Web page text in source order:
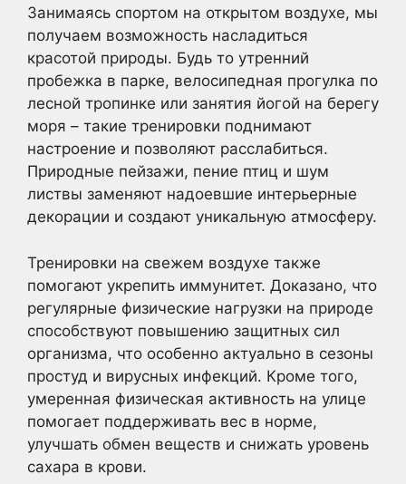
Занимаясь спортом на открытом воздухе, мы
получаем возможность насладиться
красотой природы. Будь то утренний
пробежка в парке, велосипедная прогулка по
лесной тропинке или занятия йогой на берегу
моря – такие тренировки поднимают
настроение и позволяют расслабиться.
Природные пейзажи, пение птиц и шум
листвы заменяют надоевшие интерьерные
декорации и создают уникальную атмосферу.
Тренировки на свежем воздухе также
помогают укрепить иммунитет. Доказано, что
регулярные физические нагрузки на природе
способствуют повышению защитных сил
организма, что особенно актуально в сезоны
простуд и вирусных инфекций. Кроме того,
умеренная физическая активность на улице
помогает поддерживать вес в норме,
улучшать обмен веществ и снижать уровень
сахара в крови.